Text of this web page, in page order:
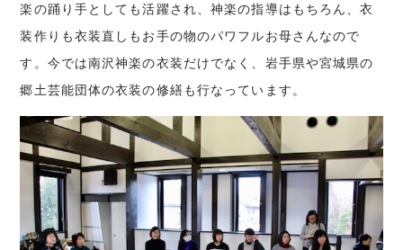
楽の踊り手としても活躍され、神楽の指導はもちろん、衣
装作りも衣装直しもお手の物のパワフルお母さんなので
す。今では南沢神楽の衣装だけでなく、岩手県や宮城県の
郷土芸能団体の衣装の修繕も行なっています。